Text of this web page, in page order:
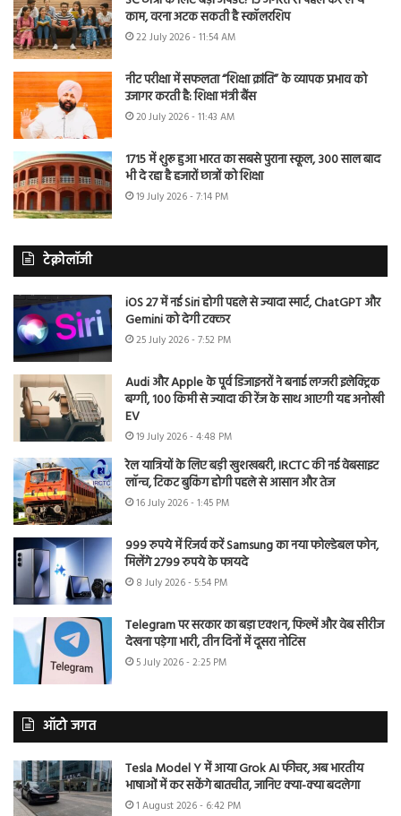
काम, वरना अटक सकती है स्कॉलरशिप
22 July 2026 - 11:54 AM
नीट परीक्षा में सफलता “शिक्षा क्रांति” के व्यापक प्रभाव को
उजागर करती है: शिक्षा मंत्री बैंस
20 July 2026 - 11:43 AM
1715 में शुरू हुआ भारत का सबसे पुराना स्कूल, 300 साल बाद
भी दे रहा है हजारों छात्रों को शिक्षा
19 July 2026 - 7:14 PM
टेक्नोलॉजी
iOS 27 में नई Siri होगी पहले से ज्यादा स्मार्ट, ChatGPT और
Gemini को देगी टक्कर
25 July 2026 - 7:52 PM
Audi और Apple के पूर्व डिजाइनरों ने बनाई लग्जरी इलेक्ट्रिक
बग्गी, 100 किमी से ज्यादा की रेंज के साथ आएगी यह अनोखी
EV
19 July 2026 - 4:48 PM
रेल यात्रियों के लिए बड़ी खुशखबरी, IRCTC की नई वेबसाइट
लॉन्च, टिकट बुकिंग होगी पहले से आसान और तेज
16 July 2026 - 1:45 PM
999 रुपये में रिजर्व करें Samsung का नया फोल्डेबल फोन,
मिलेंगे 2799 रुपये के फायदे
8 July 2026 - 5:54 PM
Telegram पर सरकार का बड़ा एक्शन, फिल्में और वेब सीरीज
देखना पड़ेगा भारी, तीन दिनों में दूसरा नोटिस
5 July 2026 - 2:25 PM
ऑटो जगत
Tesla Model Y में आया Grok AI फीचर, अब भारतीय
भाषाओं में कर सकेंगे बातचीत, जानिए क्या-क्या बदलेगा
1 August 2026 - 6:42 PM